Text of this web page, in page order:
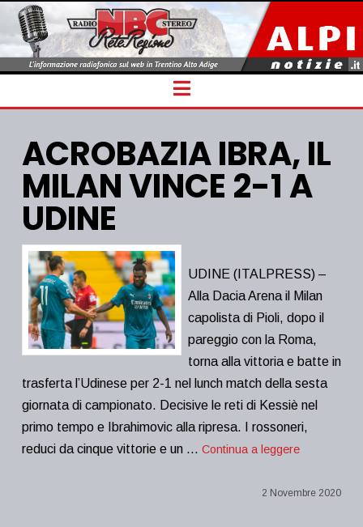
Navigation
ACROBAZIA IBRA, IL
MILAN VINCE 2-1 A
UDINE
UDINE (ITALPRESS) –
Alla Dacia Arena il Milan
capolista di Pioli, dopo il
pareggio con la Roma,
torna alla vittoria e batte in
trasferta l’Udinese per 2-1 nel lunch match della sesta
giornata di campionato. Decisive le reti di Kessiè nel
primo tempo e Ibrahimovic alla ripresa. I rossoneri,
reduci da cinque vittorie e un … Continua a leggere
2 Novembre 2020